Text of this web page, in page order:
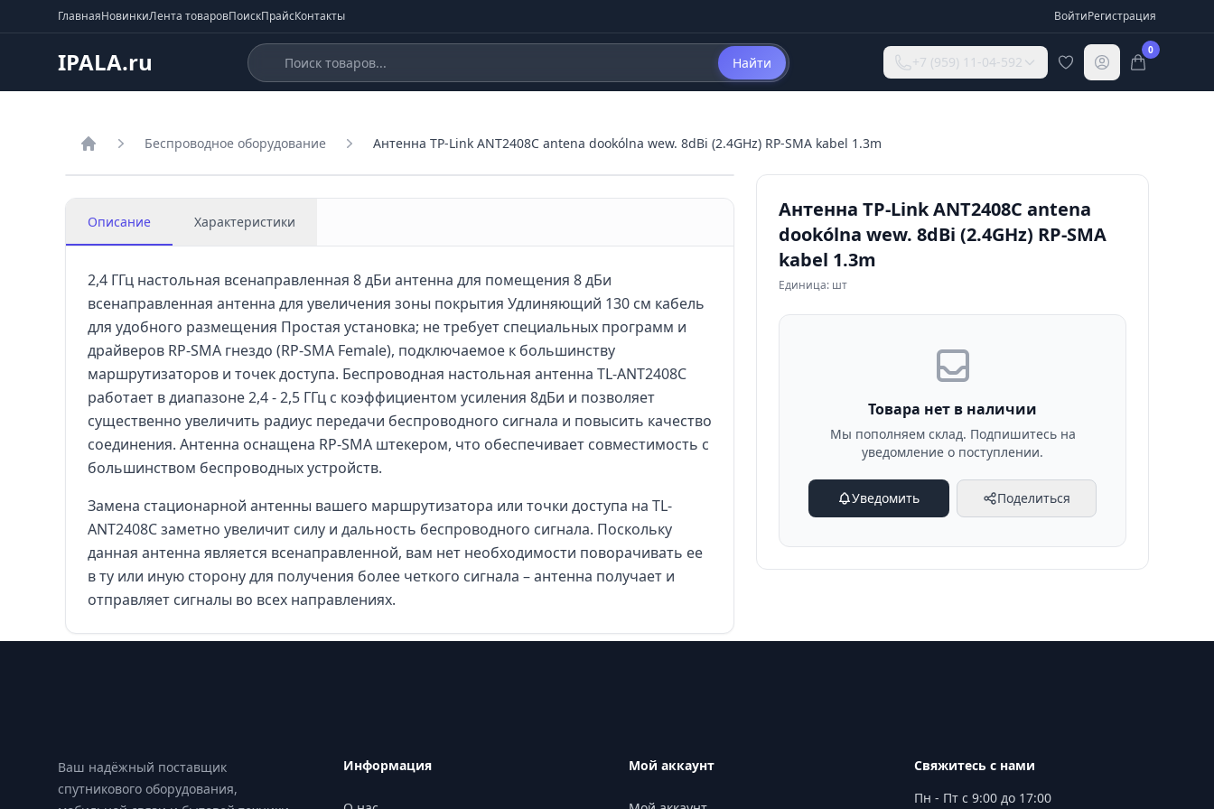
ГлавнаяНовинкиЛента товаровПоискПрайсКонтакты ВойтиРегистрация
IPALA.ru Найти +7 (959) 11-04-592
0
Беспроводное оборудование Антенна TP-Link ANT2408C antena dookólna wew. 8dBi (2.4GHz) RP-SMA kabel 1.3m
Антенна TP-Link ANT2408C antena
dookólna wew. 8dBi (2.4GHz) RP-SMA
kabel 1.3m
Единица: шт
Товара нет в наличии
Мы пополняем склад. Подпишитесь на
уведомление о поступлении.
Уведомить Поделиться
Описание Характеристики
2,4 ГГц настольная всенаправленная 8 дБи антенна для помещения 8 дБи
всенаправленная антенна для увеличения зоны покрытия Удлиняющий 130 см кабель
для удобного размещения Простая установка; не требует специальных программ и
драйверов RP-SMA гнездо (RP-SMA Female), подключаемое к большинству
маршрутизаторов и точек доступа. Беспроводная настольная антенна TL-ANT2408C
работает в диапазоне 2,4 - 2,5 ГГц с коэффициентом усиления 8дБи и позволяет
существенно увеличить радиус передачи беспроводного сигнала и повысить качество
соединения. Антенна оснащена RP-SMA штекером, что обеспечивает совместимость с
большинством беспроводных устройств.
Замена стационарной антенны вашего маршрутизатора или точки доступа на TL-
ANT2408C заметно увеличит силу и дальность беспроводного сигнала. Поскольку
данная антенна является всенаправленной, вам нет необходимости поворачивать ее
в ту или иную сторону для получения более четкого сигнала – антенна получает и
отправляет сигналы во всех направлениях.
Ваш надёжный поставщик
спутникового оборудования,
Информация Мой аккаунт
Свяжитесь с нами
Пн - Пт с 9:00 до 17:00